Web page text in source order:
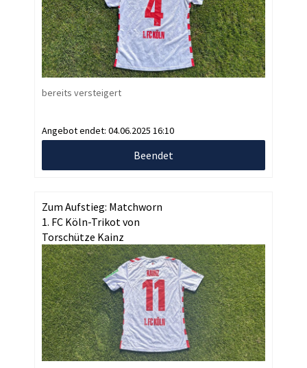
bereits versteigert
Angebot endet: 04.06.2025 16:10
Beendet
Zum Aufstieg: Matchworn
1. FC Köln-Trikot von
Torschütze Kainz